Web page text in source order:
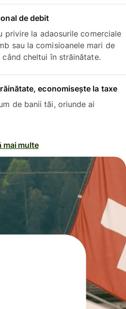
de debit
privire la adaosurile comerciale
sau la comisioanele mari de
cheltui în străinătate.
economisește la taxe
de banii tăi, oriunde ai
mai multe